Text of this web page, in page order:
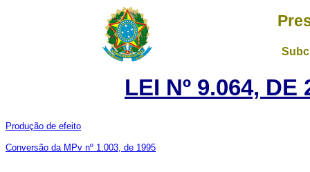
LEI Nº 9.064, DE
Produção de efeito
Conversão da MPv nº 1.003, de 1995